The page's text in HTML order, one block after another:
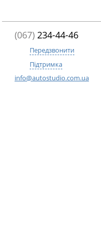
(067) 234-44-46
Передзвонити
Підтримка
info@autostudio.com.ua